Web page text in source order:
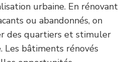
urbaine. En rénovant
ou abandonnés, on
des quartiers et stimuler
Les bâtiments rénovés